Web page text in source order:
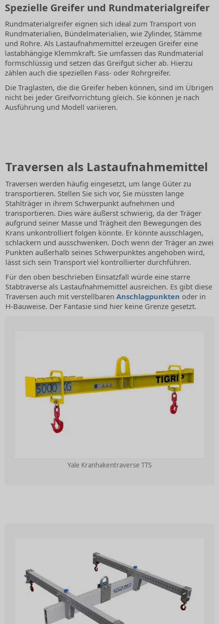
Spezielle Greifer und Rundmaterialgreifer
Rundmaterialgreifer eignen sich ideal zum Transport von
Rundmaterialien, Bündelmaterialien, wie Zylinder, Stämme
und Rohre. Als Lastaufnahmemittel erzeugen Greifer eine
lastabhängige Klemmkraft. Sie umfassen das Rundmaterial
formschlüssig und setzen das Greifgut sicher ab. Hierzu
zählen auch die speziellen Fass- oder Rohrgreifer.
Die Traglasten, die die Greifer heben können, sind im Übrigen
nicht bei jeder Greifvorrichtung gleich. Sie können je nach
Ausführung und Modell variieren.
Traversen als Lastaufnahmemittel
Traversen werden häufig eingesetzt, um lange Güter zu
transportieren. Stellen Sie sich vor, Sie müssten lange
Stahlträger in ihrem Schwerpunkt aufnehmen und
transportieren. Dies wäre äußerst schwierig, da der Träger
aufgrund seiner Masse und Trägheit den Bewegungen des
Krans unkontrolliert folgen könnte. Er könnte ausschlagen,
schlackern und ausschwenken. Doch wenn der Träger an zwei
Punkten außerhalb seines Schwerpunktes angehoben wird,
lässt sich sein Transport viel kontrollierter durchführen.
Für den oben beschrieben Einsatzfall würde eine starre
Stabtraverse als Lastaufnahmemittel ausreichen. Es gibt diese
Traversen auch mit verstellbaren Anschlagpunkten oder in
H-Bauweise. Der Fantasie sind hier keine Grenze gesetzt.
Yale Kranhakentraverse TTS